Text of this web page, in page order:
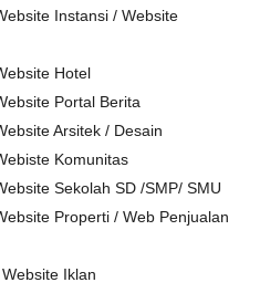
Instansi / Website
Hotel
Portal Berita
Arsitek / Desain
Komunitas
Sekolah SD /SMP/ SMU
Properti / Web Penjualan
Iklan